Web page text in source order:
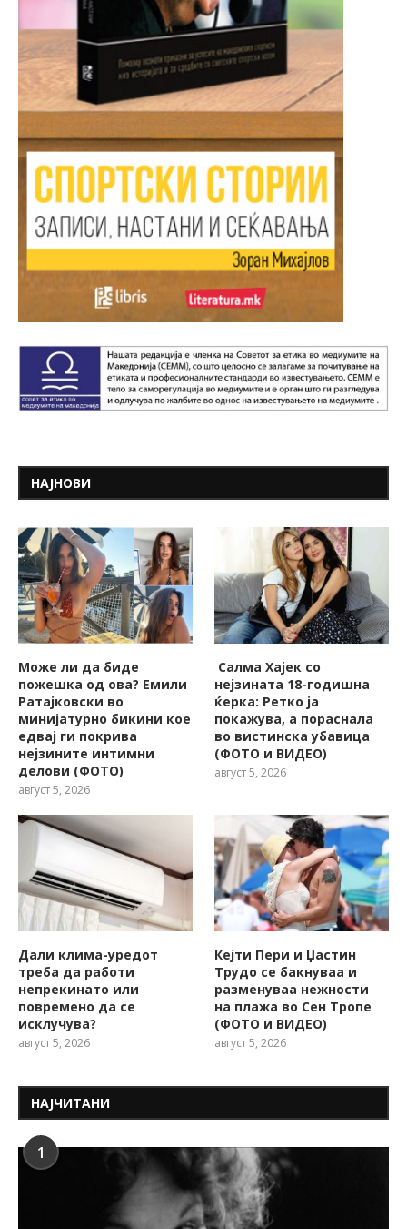
НАЈНОВИ
Може ли да биде
пожешкa од ова? Емили
Ратајковски во
минијатурно бикини кое
едвај ги покрива
нејзините интимни
делови (ФОТО)
август 5, 2026
Салма Хајек со
нејзината 18-годишна
ќерка: Ретко ја
покажува, a пораснала
во вистинска убавица
(ФОТО и ВИДЕО)
август 5, 2026
Дали клима-уредот
треба да работи
непрекинато или
повремено да се
исклучува?
август 5, 2026
Кејти Пери и Џастин
Трудо се бакнуваа и
разменуваа нежности
на плажа во Сен Тропе
(ФОТО и ВИДЕО)
август 5, 2026
НАЈЧИТАНИ
1